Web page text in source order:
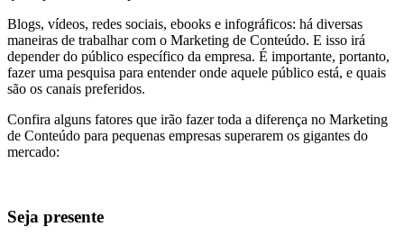
Blogs, vídeos, redes sociais, ebooks e infográficos: há diversas
maneiras de trabalhar com o Marketing de Conteúdo. E isso irá
depender do público específico da empresa. É importante, portanto,
fazer uma pesquisa para entender onde aquele público está, e quais
são os canais preferidos.
Confira alguns fatores que irão fazer toda a diferença no Marketing
de Conteúdo para pequenas empresas superarem os gigantes do
mercado:
Seja presente